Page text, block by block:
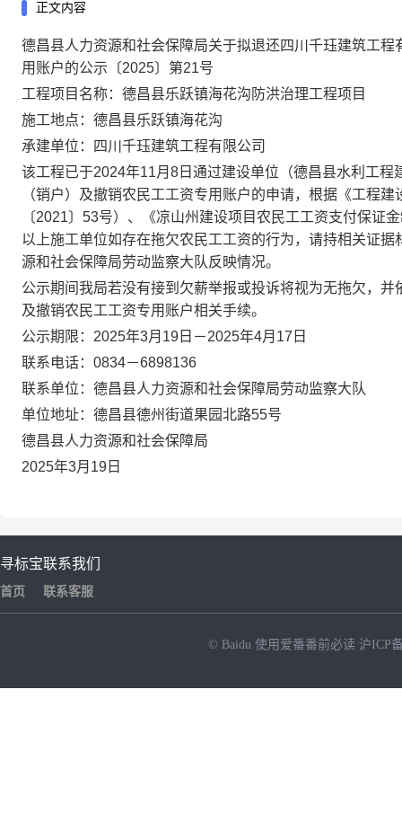
正文内容
德昌县人力资源和社会保障局关于拟退还四川千珏建筑工
用账户的公示〔2025〕第21号
工程项目名称： 德昌县乐跃镇海花沟防洪治理工程项目
施工地点 ： 德昌县乐跃镇海花沟
承建单位 ：
四川千珏建筑工程有限公司
该工程已于2024年11月 8 日通过建设单位 （德昌县水利工程
（销户） 及撤销农民工工资专用账户的申请，根据《工程建
〔2021〕 53号）、
《凉山州建设项目农民工工资支付保证
以上施工单位如存在拖欠农民工工资的行为，请持相关证
源和社会保障局劳动监察大队反映情况。
公示期间我局若没有接到欠薪举报或投诉将视为无拖欠， 并
及撤销农民工工资专用账户相关手续。
公示期限 ：2025年3月 19 日 －2025年4月 17 日
联系电话：0834－6898136
联系单位 ： 德昌县人力资源和社会保障局劳动监察大队
单位地址： 德昌县德州街道果园北路55号
德昌县人力资源和社会保障局
2025年3月 19 日
寻标宝
首页
联系我们
联系客服
© Baidu 使用爱番番前必读 沪ICP